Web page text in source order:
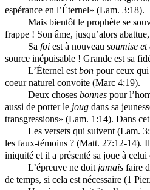
espérance en l’Éternel» (Lam. 3:18).
Mais bientôt le prophète se
frappe ! Son âme, jusqu’alors
Sa foiest à nouveau soumise
source inépuisable ! Grande est sa
L’Éternel est bonpour ceux qui
coeur naturel convoite (Marc 4:19).
Deux choses bonnes pour
aussi de porter le joug dans sa
transgressions» (Lam. 1:14). Dans
Les versets qui suivent (Lam.
les faux-témoins ? (Matt. 27:12-14).
iniquité et il a présenté sa joue à
L’épreuve ne doit jamaisfaire
de temps, si cela est nécessaire (1